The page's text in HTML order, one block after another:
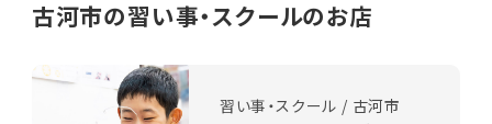
古河市の習い事・スクールのお店
習い事・スクール / 古河市